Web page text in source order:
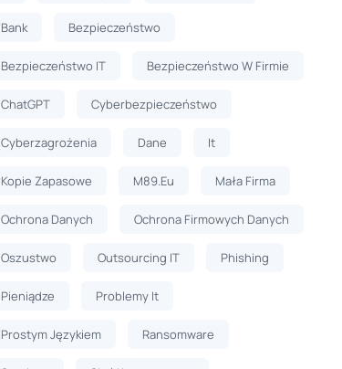
Bank Bezpieczeństwo
Bezpieczeństwo IT Bezpieczeństwo W Firmie
ChatGPT Cyberbezpieczeństwo
Cyberzagrożenia Dane It
Kopie Zapasowe M89.eu Mała Firma
Ochrona Danych Ochrona Firmowych Danych
Oszustwo Outsourcing IT Phishing
Pieniądze Problemy It
Prostym Językiem Ransomware